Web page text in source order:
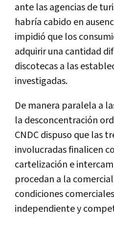
ante las agencias de
habría cabido en
impidió que los
adquirir una cantidad
discotecas a las
investigadas.
De manera paralela a
la desconcentración
CNDC dispuso que las
involucradas finalicen
cartelización e
procedan a la
condiciones
independiente y